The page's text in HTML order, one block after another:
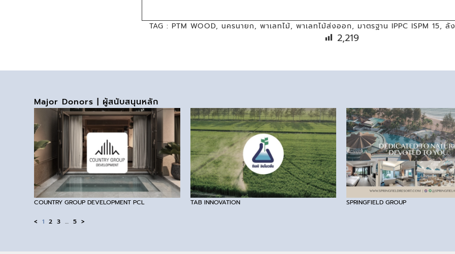
TAG : PTM WOOD, นครนายก,พาเลทไม้,พาเลทไม้ส่งออก, มาตรฐาน IPPC ISPM 15,ลั
2,219
Major Donors | ผู้สนับสนุนหลัก
COUNTRY GROUP DEVELOPMENT PCL TAB INNOVATION SPRINGFIELD GROUP
< 1 2 3 … 5 >